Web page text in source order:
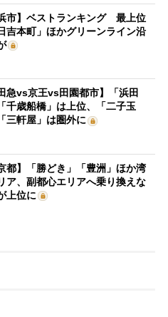
浜市】ベストランキング 最上位
吉本町」ほかグリーンライン沿
急vs京王vs田園都市】「浜田
千歳船橋」は上位、「二子玉
三軒屋」は圏外に
都】「勝どき」「豊洲」ほか湾
ア、副都心エリアへ乗り換えな
上位に